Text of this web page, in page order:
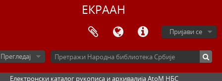
ЕКРААН
Пријави се
Прегледај
Електронски каталог рукописа и архивалија AtoM НБС